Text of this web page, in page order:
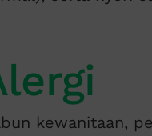
kewanitaan,